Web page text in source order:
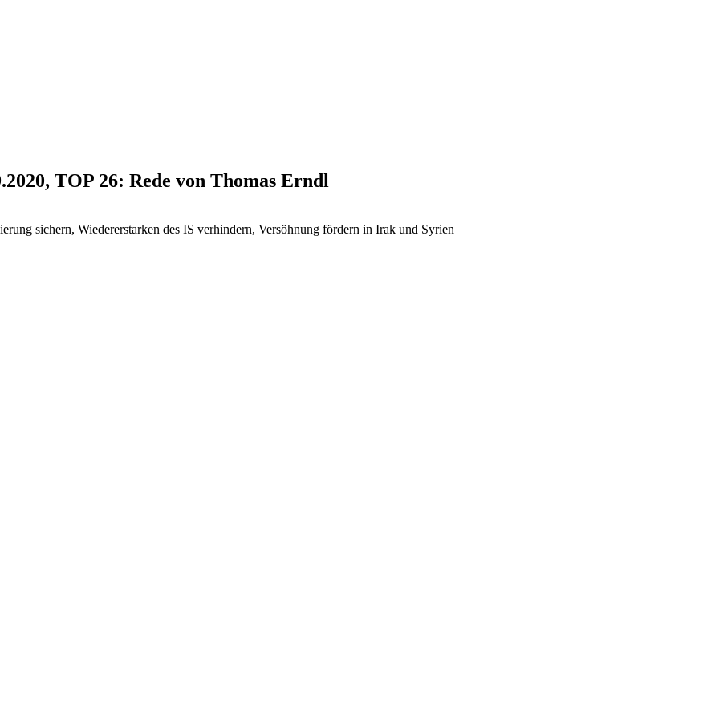
TOP 26: Rede von Thomas Erndl
sichern, Wiedererstarken des IS verhindern, Versöhnung fördern in Irak und Syrien